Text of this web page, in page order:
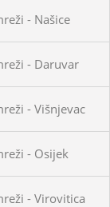
- Našice
- Daruvar
- Višnjevac
- Osijek
- Virovitica